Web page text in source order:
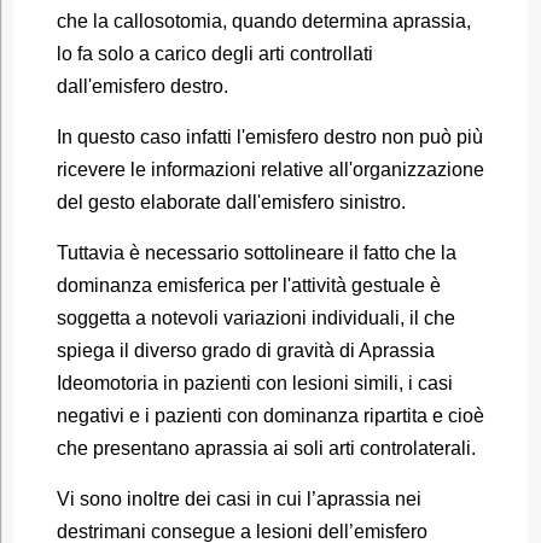
che la callosotomia, quando determina aprassia,
lo fa solo a carico degli arti controllati
dall'emisfero destro.
In questo caso infatti l'emisfero destro non può più
ricevere le informazioni relative all'organizzazione
del gesto elaborate dall'emisfero sinistro.
Tuttavia è necessario sottolineare il fatto che la
dominanza emisferica per l'attività gestuale è
soggetta a notevoli variazioni individuali, il che
spiega il diverso grado di gravità di Aprassia
Ideomotoria in pazienti con lesioni simili, i casi
negativi e i pazienti con dominanza ripartita e cioè
che presentano aprassia ai soli arti controlaterali.
Vi sono inoltre dei casi in cui l’aprassia nei
destrimani consegue a lesioni dell’emisfero